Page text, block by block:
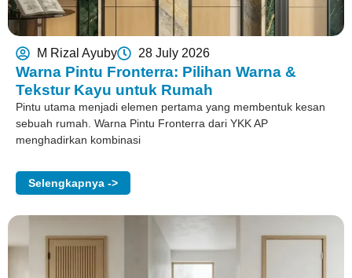
M Rizal Ayuby 28 July 2026
Warna Pintu Fronterra: Pilihan Warna &
Tekstur Kayu untuk Rumah
Pintu utama menjadi elemen pertama yang membentuk kesan
sebuah rumah. Warna Pintu Fronterra dari YKK AP
menghadirkan kombinasi
Selengkapnya ->